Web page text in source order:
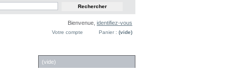
Bienvenue, identifiez-vous
Panier : (vide)
Votre compte
(vide)